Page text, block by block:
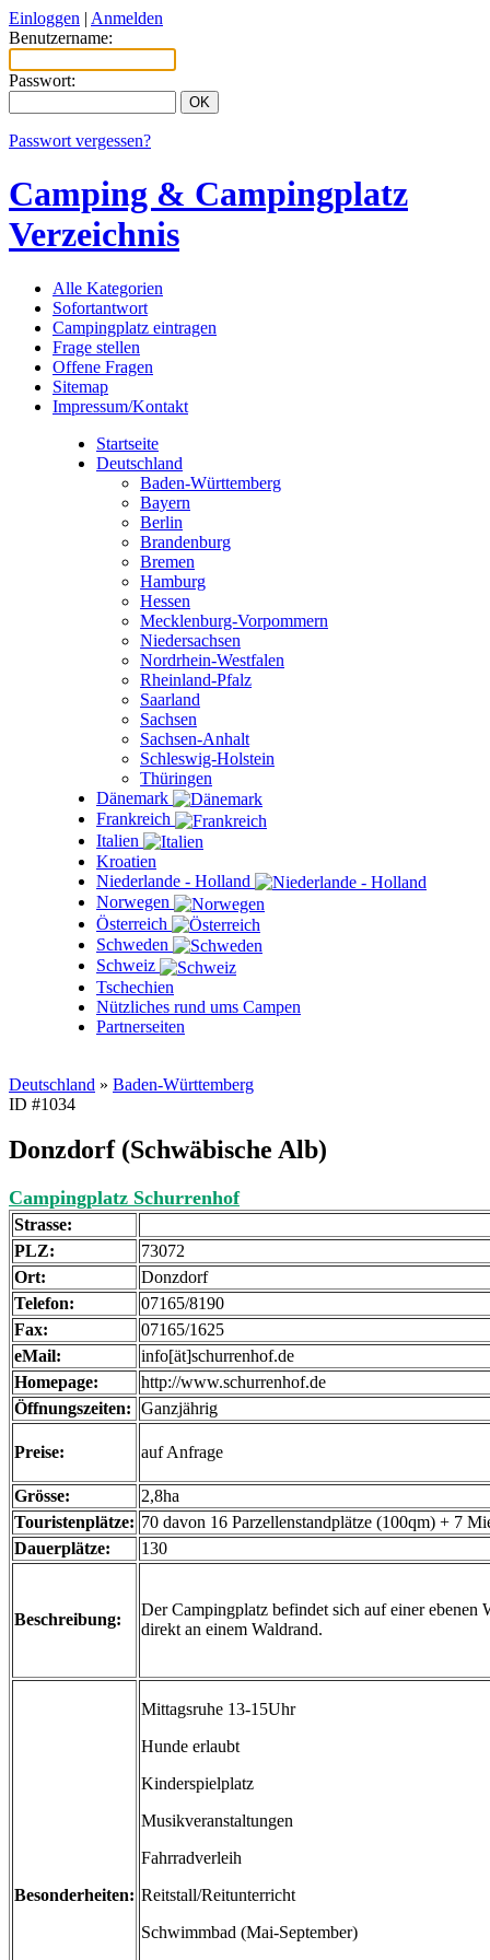
Einloggen | Anmelden
Benutzername:
Passwort:
Passwort vergessen?
Camping & Campingplatz
Verzeichnis
Alle Kategorien
Sofortantwort
Campingplatz eintragen
Frage stellen
Offene Fragen
Sitemap
Impressum/Kontakt
Startseite
Deutschland
Baden-Württemberg
Bayern
Berlin
Brandenburg
Bremen
Hamburg
Hessen
Mecklenburg-Vorpommern
Niedersachsen
Nordrhein-Westfalen
Rheinland-Pfalz
Saarland
Sachsen
Sachsen-Anhalt
Schleswig-Holstein
Thüringen
Dänemark
Frankreich
Italien
Kroatien
Niederlande - Holland
Norwegen
Österreich
Schweden
Schweiz
Tschechien
Nützliches rund ums Campen
Partnerseiten
Deutschland » Baden-Württemberg
ID #1034
Donzdorf (Schwäbische Alb)
Campingplatz Schurrenhof
Strasse:
PLZ:
73072
Ort:
Donzdorf
Telefon:
07165/8190
Fax:
07165/1625
eMail:
info[ät]schurrenhof.de
Homepage:
http://www.schurrenhof.de
Öffnungszeiten: Ganzjährig
Preise: auf Anfrage
Grösse:
2,8ha
Touristenplätze: 70 davon 16 Parzellenstandplätze (100qm) + 7
Dauerplätze:
130
Beschreibung:
Der Campingplatz befindet sich auf einer ebenen
direkt an einem Waldrand.
Besonderheiten:
Mittagsruhe 13-15Uhr
Hunde erlaubt
Kinderspielplatz
Musikveranstaltungen
Fahrradverleih
Reitstall/Reitunterricht
Schwimmbad (Mai-September)